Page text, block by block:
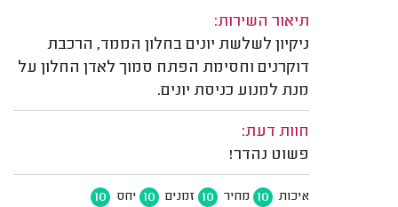
תיאור השירות:
ניקיון לשלשת יונים בחלון הממד, הרכבת
דוקרנים וחסימת הפתח סמוך לאדן החלון על
מנת למנוע כניסת יונים.
חוות דעת:
פשוט נהדר!
איכות 10 מחיר 10 זמנים 10 יחס 10